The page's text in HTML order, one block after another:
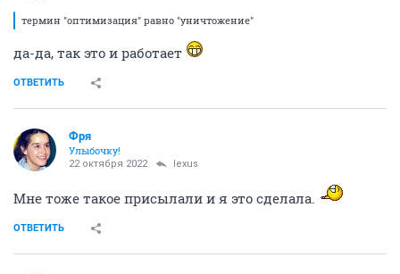
термин "оптимизация" равно "уничтожение"
да-да, так это и работает
ОТВЕТИТЬ
Фря
Улыбочку!
22 октября 2022 lexus
Мне тоже такое присылали и я это сделала.
ОТВЕТИТЬ